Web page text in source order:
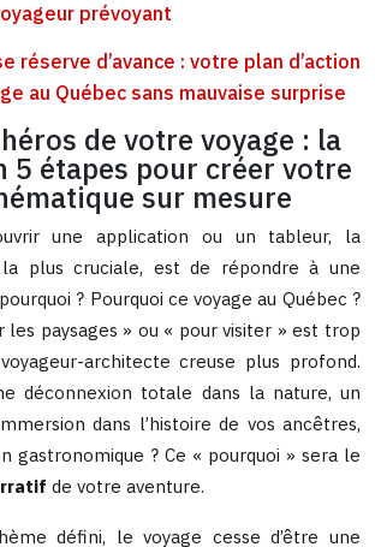
prévoyant
réserve d’avance : votre plan d’action
au Québec sans mauvaise surprise
de votre voyage : la
5 étapes pour créer votre
sur mesure
une application ou un tableur, la
plus cruciale, est de répondre à une
? Pourquoi ce voyage au Québec ?
les paysages » ou « pour visiter » est trop
architecte creuse plus profond.
déconnexion totale dans la nature, un
dans l’histoire de vos ancêtres,
gastronomique ? Ce « pourquoi » sera le
de votre aventure.
défini, le voyage cesse d’être une